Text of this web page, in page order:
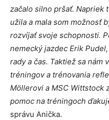
začalo silno pršať. Napriek
užila a mala som možnosť
rozvíjať svoje schopnosti.
nemecký jazdec Erik
rady a čas. Taktiež sa nám
tréningov a trénovania
Möllerovi a MSC Wittstock
pomoc na tréningoch
správu Anička.